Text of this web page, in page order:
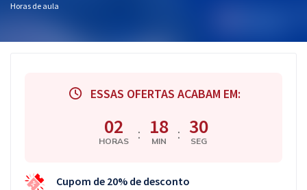
Horas de aula
ESSAS OFERTAS ACABAM EM:
02
HORAS : 18
MIN : 29
SEG
Cupom de 20% de desconto